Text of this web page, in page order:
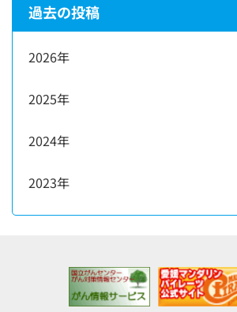
過去の投稿
2026年
2025年
2024年
2023年